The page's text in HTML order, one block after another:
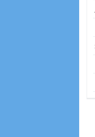
؟
والفنون الكوريغرافية بالداخلة
الفلاحة المغربية